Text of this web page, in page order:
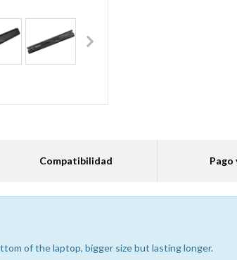
Compatibilidad Pago
of the laptop, bigger size but lasting longer.